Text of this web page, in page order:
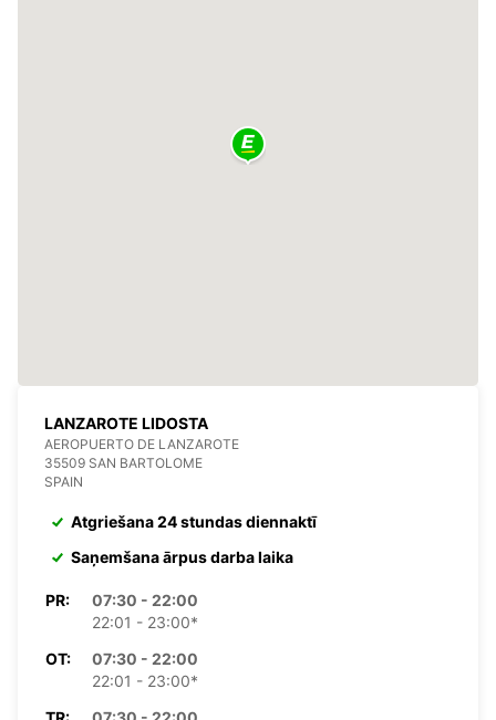
LANZAROTE LIDOSTA
AEROPUERTO DE LANZAROTE
35509 SAN BARTOLOME
SPAIN
Atgriešana 24 stundas diennaktī
Saņemšana ārpus darba laika
PR:
07:30 - 22:00
22:01 - 23:00*
OT:
07:30 - 22:00
22:01 - 23:00*